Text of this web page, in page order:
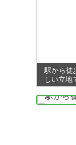
駅から徒
しい立地